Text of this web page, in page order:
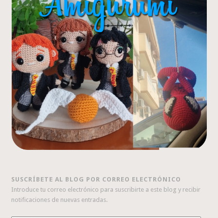
SUSCRÍBETE AL BLOG POR CORREO ELECTRÓNICO
Introduce tu correo electrónico para suscribirte a este blog y recibir
notificaciones de nuevas entradas.